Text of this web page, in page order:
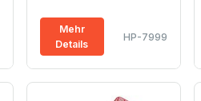
Mehr
Details
HP-7999